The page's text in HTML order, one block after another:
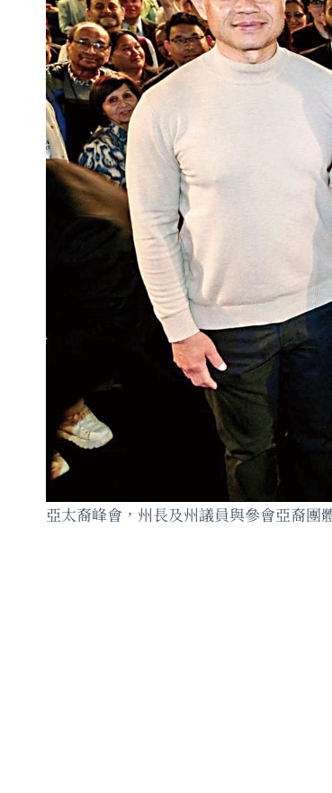
亞太裔峰會，州長及州議員與參會亞裔團